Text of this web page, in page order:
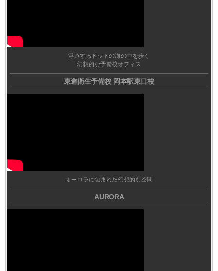
浮遊するドットの海の中を歩く
幻想的な予備校オフィス
東進衛生予備校 岡本駅東口校
オーロラに包まれた幻想的な空間
AURORA